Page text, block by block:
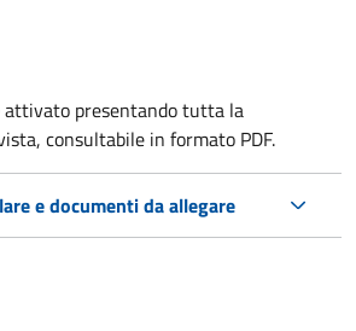
attivato presentando tutta la
consultabile in formato PDF.
e documenti da allegare